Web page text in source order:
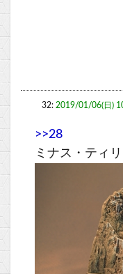
32: 2019/01/06(日)
>>28
ミナス・ティ